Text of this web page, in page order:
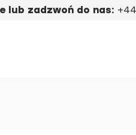
lub zadzwoń do nas: